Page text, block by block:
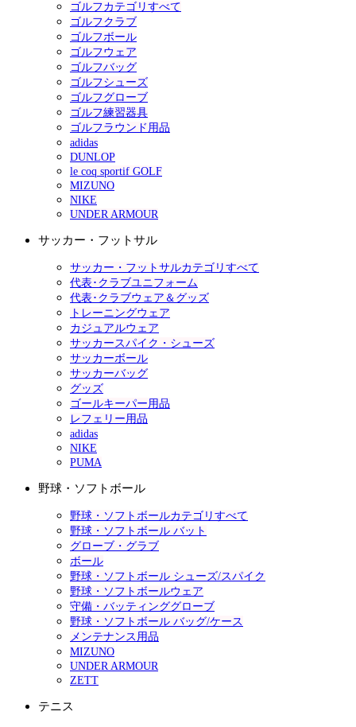
ゴルフカテゴリすべて
ゴルフクラブ
ゴルフボール
ゴルフウェア
ゴルフバッグ
ゴルフシューズ
ゴルフグローブ
ゴルフ練習器具
ゴルフラウンド用品
adidas
DUNLOP
le coq sportif GOLF
MIZUNO
NIKE
UNDER ARMOUR
サッカー・フットサル
サッカー・フットサルカテゴリすべて
代表･クラブユニフォーム
代表･クラブウェア＆グッズ
トレーニングウェア
カジュアルウェア
サッカースパイク・シューズ
サッカーボール
サッカーバッグ
グッズ
ゴールキーパー用品
レフェリー用品
adidas
NIKE
PUMA
野球・ソフトボール
野球・ソフトボールカテゴリすべて
野球・ソフトボール バット
グローブ・グラブ
ボール
野球・ソフトボール シューズ/スパイク
野球・ソフトボールウェア
守備・バッティンググローブ
野球・ソフトボール バッグ/ケース
メンテナンス用品
MIZUNO
UNDER ARMOUR
ZETT
テニス